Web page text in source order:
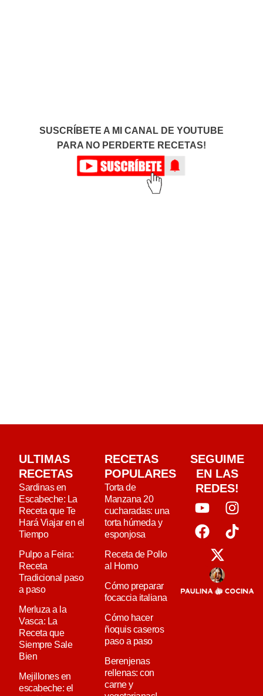
SUSCRÍBETE A MI CANAL DE YOUTUBE
PARA NO PERDERTE RECETAS!
ULTIMAS
RECETAS
Sardinas en
Escabeche: La
Receta que Te
Hará Viajar en el
Tiempo
Pulpo a Feira:
Receta
Tradicional paso
a paso
Merluza a la
Vasca: La
Receta que
Siempre Sale
Bien
Mejillones en
escabeche: el
RECETAS
POPULARES
Torta de
Manzana 20
cucharadas: una
torta húmeda y
esponjosa
Receta de Pollo
al Horno
Cómo preparar
focaccia italiana
Cómo hacer
ñoquis caseros
paso a paso
Berenjenas
rellenas: con
carne y
SEGUIME
EN LAS
REDES!